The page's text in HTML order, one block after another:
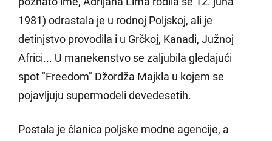
1981) odrastala je u rodnoj Poljskoj, ali je
detinjstvo provodila i u Grčkoj, Kanadi, Južnoj
Africi... U manekenstvo se zaljubila gledajući
spot "Freedom" Džordža Majkla u kojem se
pojavljuju supermodeli devedesetih.
Postala je članica poljske modne agencije, a